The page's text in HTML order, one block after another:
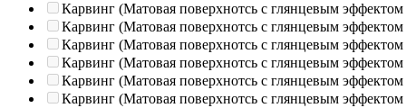
Карвинг (Матовая поверхнотсь с глянцевым эффектом
Карвинг (Матовая поверхнотсь с глянцевым эффектом
Карвинг (Матовая поверхнотсь с глянцевым эффектом
Карвинг (Матовая поверхнотсь с глянцевым эффектом
Карвинг (Матовая поверхнотсь с глянцевым эффектом
Карвинг (Матовая поверхнотсь с глянцевым эффектом